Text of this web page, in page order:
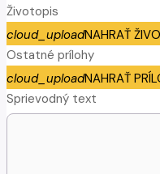
Životopis
cloud_uploadNAHRAŤ
Ostatné prílohy
cloud_uploadNAHRAŤ
Sprievodný text